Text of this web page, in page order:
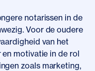
notarissen in de
Voor de oudere
van het
motivatie in de rol
zoals marketing,